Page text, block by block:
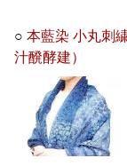
○本藍染 小丸刺
汁醗酵建）